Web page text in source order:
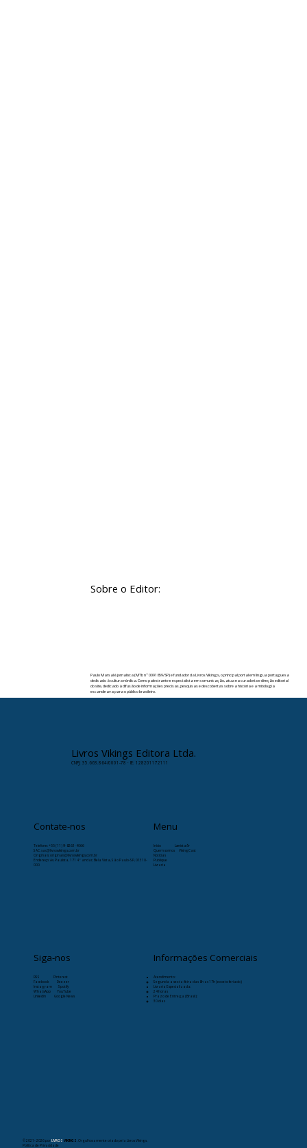
Sobre o Editor:
Paulo Marsal é jornalista (MTb nº 0091859/SP) e fundador da Livros Vikings, o principal portal em língua portuguesa
dedicado à cultura nórdica. Como palestrante e especialista em comunicação, atua na curadoria e direção editorial
do site, dedicado à difusão de informações precisas, pesquisas e descobertas sobre a história e a mitologia
escandinava para o público brasileiro.
Livros Vikings Editora Ltda.
CNPJ: 35.663.864/0001-78 · IE: 128201172111
Contate-nos
Telefone:+55 (11) 9-8263-4066
SAC: sac@livrosvikings.com.br
Originais: originais@livrosvikings.com.br
Endereço: Av. Paulista, 171 4º andar, Bela Vista, São Paulo-SP, 01310-
000
Menu
Início
Læristaðr
Quem somos
VikingCast
Notícias
Publique
Livraria
Siga-nos
RSS
Pinterest
Facebook
Deezer
Instagram
Spotify
WhatsApp
YouTube
Linkedin
Google News
Informações Comerciais
Atendimento:
Segunda a sexta-feira das 8h as 17h (exceto feriado)
Livraria Especializada:
24 horas
Prazo de Entrega (Brasil):
30 dias
© 2021- 2026por LIVROSVIKINGS . Orgulhosamente criado pela Livros Vikings.
Política de Privacidade